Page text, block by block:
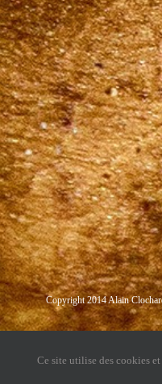
Copyright 2014 Alain
Ce site utilise des cookies et